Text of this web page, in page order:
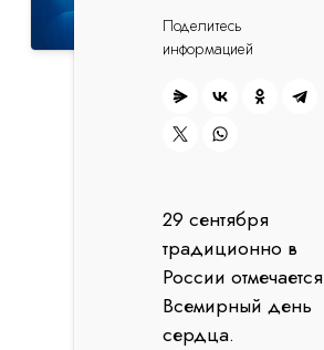
Поделитесь
информацией
29 сентября
традиционно в
России отмечается
Всемирный день
сердца.